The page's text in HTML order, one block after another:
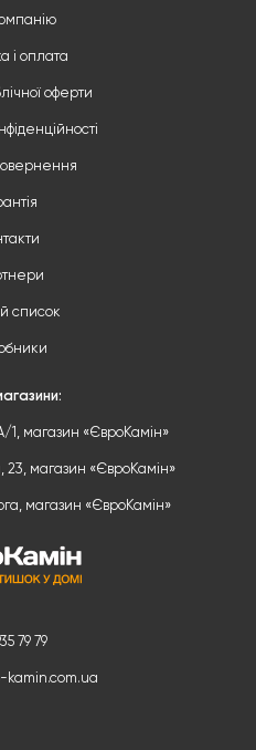
79 79
kamin.com.ua
і оплата
оферти
список
1, магазин «ЄвроКамін»
23, магазин «ЄвроКамін»
магазин «ЄвроКамін»